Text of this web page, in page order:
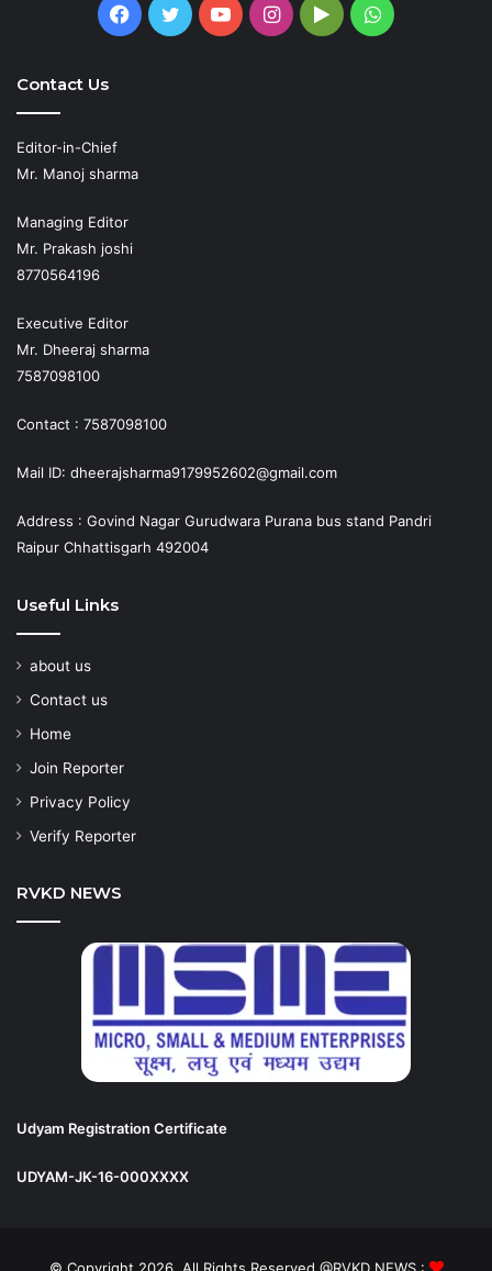
Facebook
TwitterYouTubeInstagram
GoogleWhatsApp
Contact Us
Editor-in-Chief
Mr. Manoj sharma
Managing Editor
Mr. Prakash joshi
8770564196
Executive Editor
Mr. Dheeraj sharma
7587098100
Contact : 7587098100
Mail ID: dheerajsharma9179952602@gmail.com
Address : Govind Nagar Gurudwara Purana bus stand Pandri
Raipur Chhattisgarh 492004
Useful Links
about us
Contact us
Home
Join Reporter
Privacy Policy
Verify Reporter
RVKD NEWS
Udyam Registration Certificate
UDYAM-JK-16-000XXXX